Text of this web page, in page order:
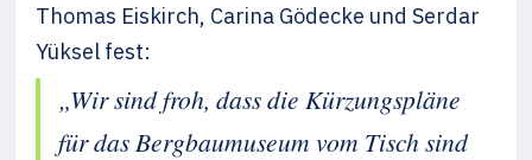
Thomas Eiskirch, Carina Gödecke und Serdar
Yüksel fest:
„Wir sind froh, dass die Kürzungspläne
für das Bergbaumuseum vom Tisch sind